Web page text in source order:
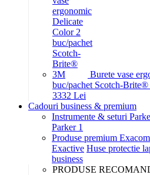
Burete vase
buc/pachet Scotch-
3332 Lei
Cadouri business & premium
Instrumente & seturi
Parker 1
Produse premium
Exactive Huse protectie
business
PRODUSE